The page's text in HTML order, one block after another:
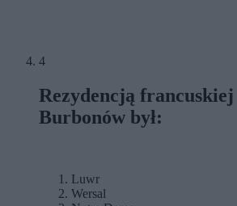
4
Rezydencją
Burbonów był:
Luwr
Wersal